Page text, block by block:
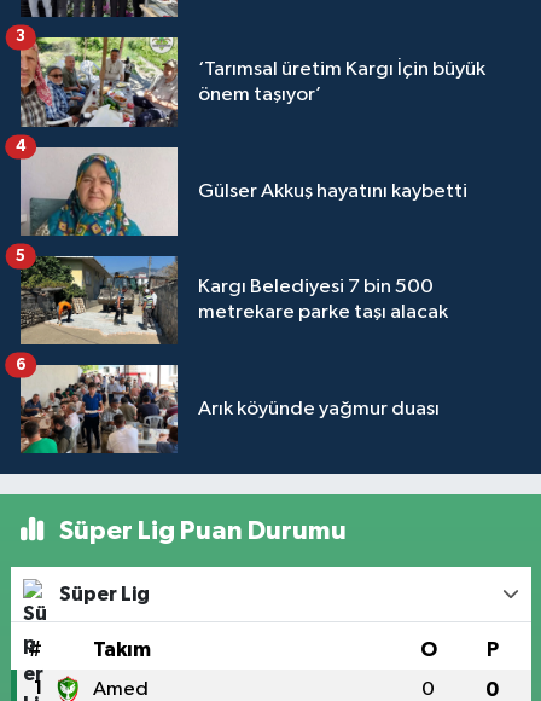
‘Tarımsal üretim Kargı İçin büyük
önem taşıyor’
3
Gülser Akkuş hayatını kaybetti
4
Kargı Belediyesi 7 bin 500
metrekare parke taşı alacak
5
Arık köyünde yağmur duası
6
Süper Lig Puan Durumu
Süper Lig
# Takım O P
1 Amed 0 0